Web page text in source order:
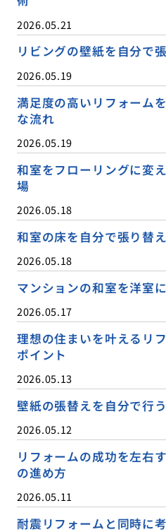
2026.05.21
リビングの壁紙を自分で
2026.05.19
満足度の高いリフォーム
な流れ
2026.05.19
和室をフローリングに変
場
2026.05.18
和室の床を自分で張り替
2026.05.18
マンションの和室を洋室
2026.05.17
理想の住まいを叶えるリ
ポイント
2026.05.13
壁紙の張替えを自分で行
2026.05.12
リフォームの成功を左右
の進め方
2026.05.11
耐震リフォームと同時に